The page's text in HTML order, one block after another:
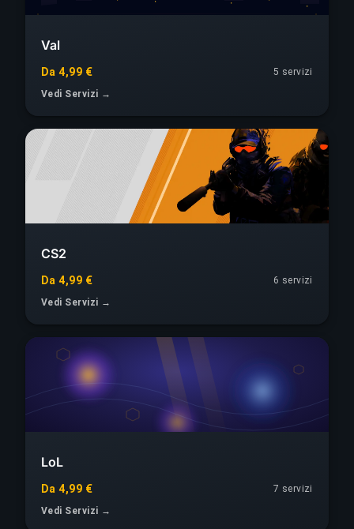
Val
Da 4,99 €
5 servizi
Vedi Servizi →
CS2
Da 4,99 €
6 servizi
Vedi Servizi →
LoL
Da 4,99 €
7 servizi
Vedi Servizi →